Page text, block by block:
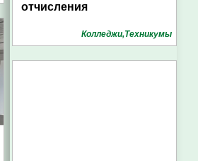
отчисления
Колледжи,Техникумы